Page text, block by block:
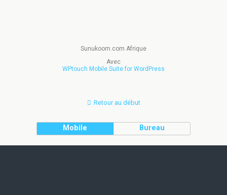
Sunukoom.com Afrique
Avec
WPtouch Mobile Suite for WordPress
Retour au début
Mobile Bureau